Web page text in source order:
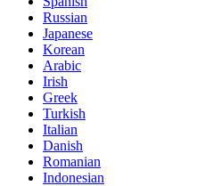
Russian
Japanese
Korean
Arabic
Irish
Greek
Turkish
Italian
Danish
Romanian
Indonesian